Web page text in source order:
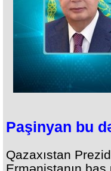
Paşinyan bu
Qazaxıstan